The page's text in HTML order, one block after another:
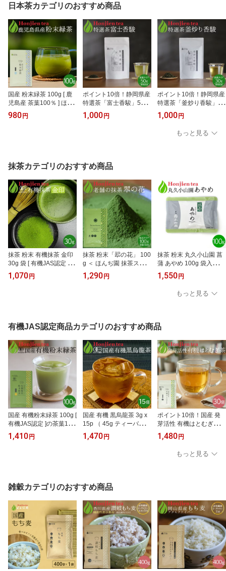
無料 ＞ ／セ／ ●
セ／ ● NEW
日本茶カテゴリのおすすめ商品
国産 粉末緑茶 100g [ 鹿
児島産 茶葉100％ ] ほん
ぢ園 ＜ 粉末煎茶 緑茶 粉
末 カテキン ＞ 送料無料
980円
ポイント10倍！静岡県産
特選茶「富士香駿」50g
ほんぢ園 ＜ 煎茶 高級茶
緑茶 p10 ＞ ／ホ／ ●
1,000円
ポイント10倍！静岡県産
特選茶「釜炒り香駿」30
g ほんぢ園 ＜ 半発酵茶
煎茶 烏龍茶 ウーロン茶
緑茶 p10 ＞ ／ホ／ NEW
1,000円
もっと見る
抹茶カテゴリのおすすめ商品
抹茶 粉末 有機抹茶 金印
30g 袋 [ 有機JAS認定 ] ほ
んぢ園 ＜ 薄茶 有機栽培
オーガニック パウダー
1,070円
抹茶 粉末「翆の花」 100
g ＜ ほんぢ園 抹茶スイー
ツ 製菓 京都宇治の老舗
の本格抹茶 お菓子作り
1,290円
抹茶 粉末 丸久小山園 菖
蒲 あやめ 100g 袋入り ＜
正規販売店 食品加工用抹
茶 京都の老舗 ＞ ／ホ／
1,550円
もっと見る
有機JAS認定商品カテゴリのおすすめ商品
国産 有機粉末緑茶 100g [
有機JAS認定 ]の茶葉10
0％ ほんぢ園 ＜粉末煎茶
有機栽培 オーガニック
1,410円
国産 有機 黒烏龍茶 3g x
15p （ 45g ティーバッグ
）[ 有機JAS認定 ] ほんぢ
園 ＜ 有機栽培 オーガニ
1,470円
ポイント10倍！国産 発
芽活性 有機はとむぎ茶 2.
5g x 30p（ 75g ティーバ
ッグ ）ほんぢ園 ＜ はと
麦茶 オーガニック 有機J
AS認定 栽培期間中農薬
／セ／ ● 100c
1,480円
もっと見る
雑穀カテゴリのおすすめ商品